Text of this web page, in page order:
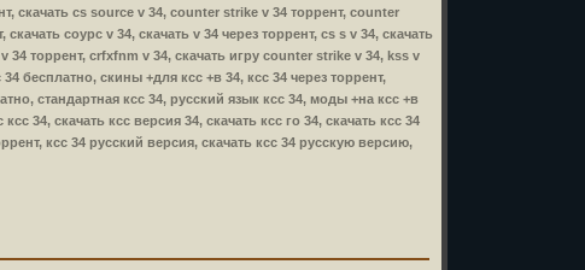
скачать cs source v 34, counter strike v 34 торрент, counter
соурс v 34, скачать v 34 через торрент, cs s v 34, скачать
34 торрент, crfxfnm v 34, скачать игру counter strike v 34, kss v
34 бесплатно, скины +для ксс +в 34, ксс 34 через торрент,
стандартная ксс 34, русский язык ксс 34, моды +на ксс +в
34, скачать ксс версия 34, скачать ксс го 34, скачать ксс 34
ксс 34 русский версия, скачать ксс 34 русскую версию,